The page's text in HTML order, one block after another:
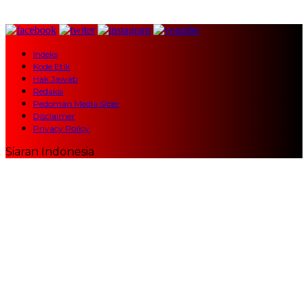
Indeks
Kode Etik
Hak Jawab
Redaksi
Pedoman Media Siber
Disclaimer
Privacy Policy
Siaran Indonesia